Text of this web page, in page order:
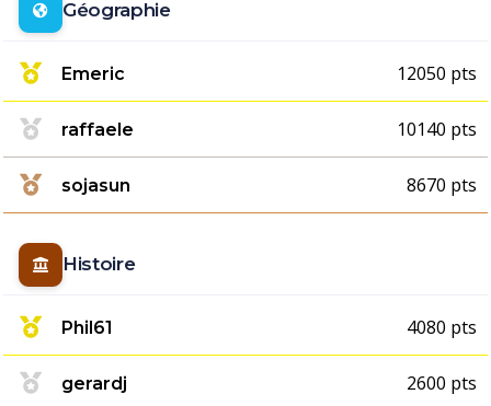
Géographie
Emeric 12050 pts
raffaele 10140 pts
sojasun 8670 pts
Histoire
Phil61 4080 pts
gerardj 2600 pts